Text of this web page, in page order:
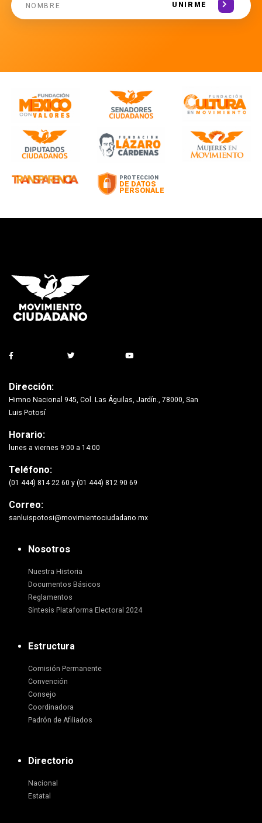
UNIRME
Dirección:
Himno Nacional 945, Col. Las Águilas, Jardín., 78000, San
Luis Potosí
Horario:
lunes a viernes 9:00 a 14:00
Teléfono:
(01 444) 814 22 60 y (01 444) 812 90 69
Correo:
sanluispotosi@movimientociudadano.mx
Nosotros
Nuestra Historia
Documentos Básicos
Reglamentos
Síntesis Plataforma Electoral 2024
Estructura
Comisión Permanente
Convención
Consejo
Coordinadora
Padrón de Afiliados
Directorio
Nacional
Estatal